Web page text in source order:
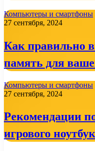
Компьютеры и смартфоны
27 сентября, 2024
Как правильно
память для
Компьютеры и смартфоны
27 сентября, 2024
Рекомендации
игрового